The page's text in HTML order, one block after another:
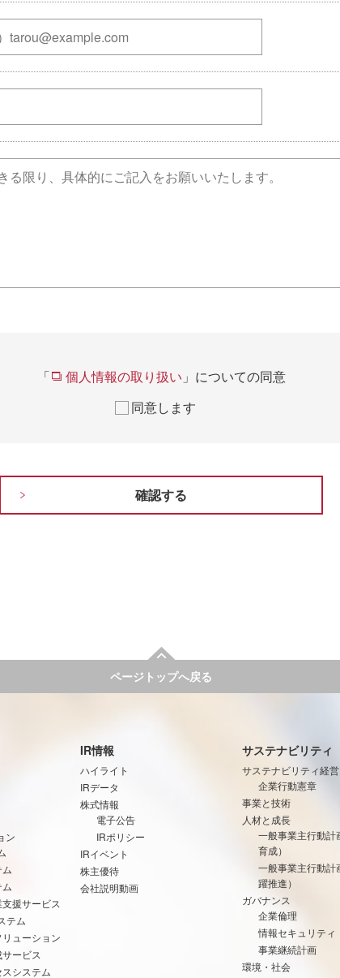
「 個人情報の取り扱い 」についての同意
同意します
ページトップへ戻る
ン
援サービス
テム
ューション
ービス
システム
IR情報
ハイライト
IRデータ
株式情報
電子公告
IRポリシー
IRイベント
株主優待
会社説明動画
サステナビリティ
サステナビリティ経営
企業行動憲章
事業と技術
人材と成長
一般事業主行動計
育成）
一般事業主行動計
躍推進）
ガバナンス
企業倫理
情報セキュリティ
事業継続計画
環境・社会